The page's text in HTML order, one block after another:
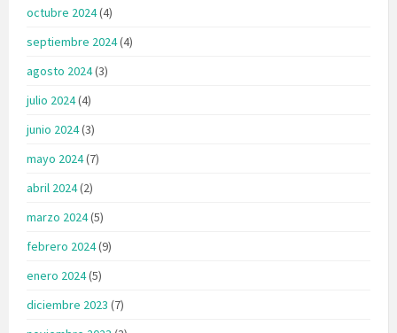
octubre 2024(4)
septiembre 2024(4)
agosto 2024(3)
julio 2024(4)
junio 2024(3)
mayo 2024(7)
abril 2024(2)
marzo 2024(5)
febrero 2024(9)
enero 2024(5)
diciembre 2023 (7)